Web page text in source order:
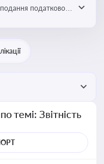
податкового
темі: Звітність